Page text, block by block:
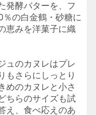
発酵バターを、フ
の白金鶴・砂糖に
恵みを洋菓子に織
ュのカヌレはプレ
もさらにしっとり
めのカヌレと小さ
ちらのサイズも試
え、食べ応えのあ